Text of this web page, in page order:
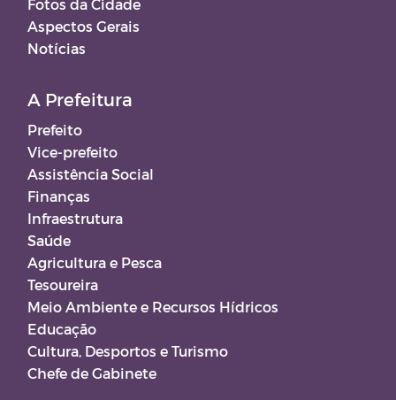
Fotos da Cidade
Aspectos Gerais
Notícias
A Prefeitura
Prefeito
Vice-prefeito
Assistência Social
Finanças
Infraestrutura
Saúde
Agricultura e Pesca
Tesoureira
Meio Ambiente e Recursos Hídricos
Educação
Cultura, Desportos e Turismo
Chefe de Gabinete